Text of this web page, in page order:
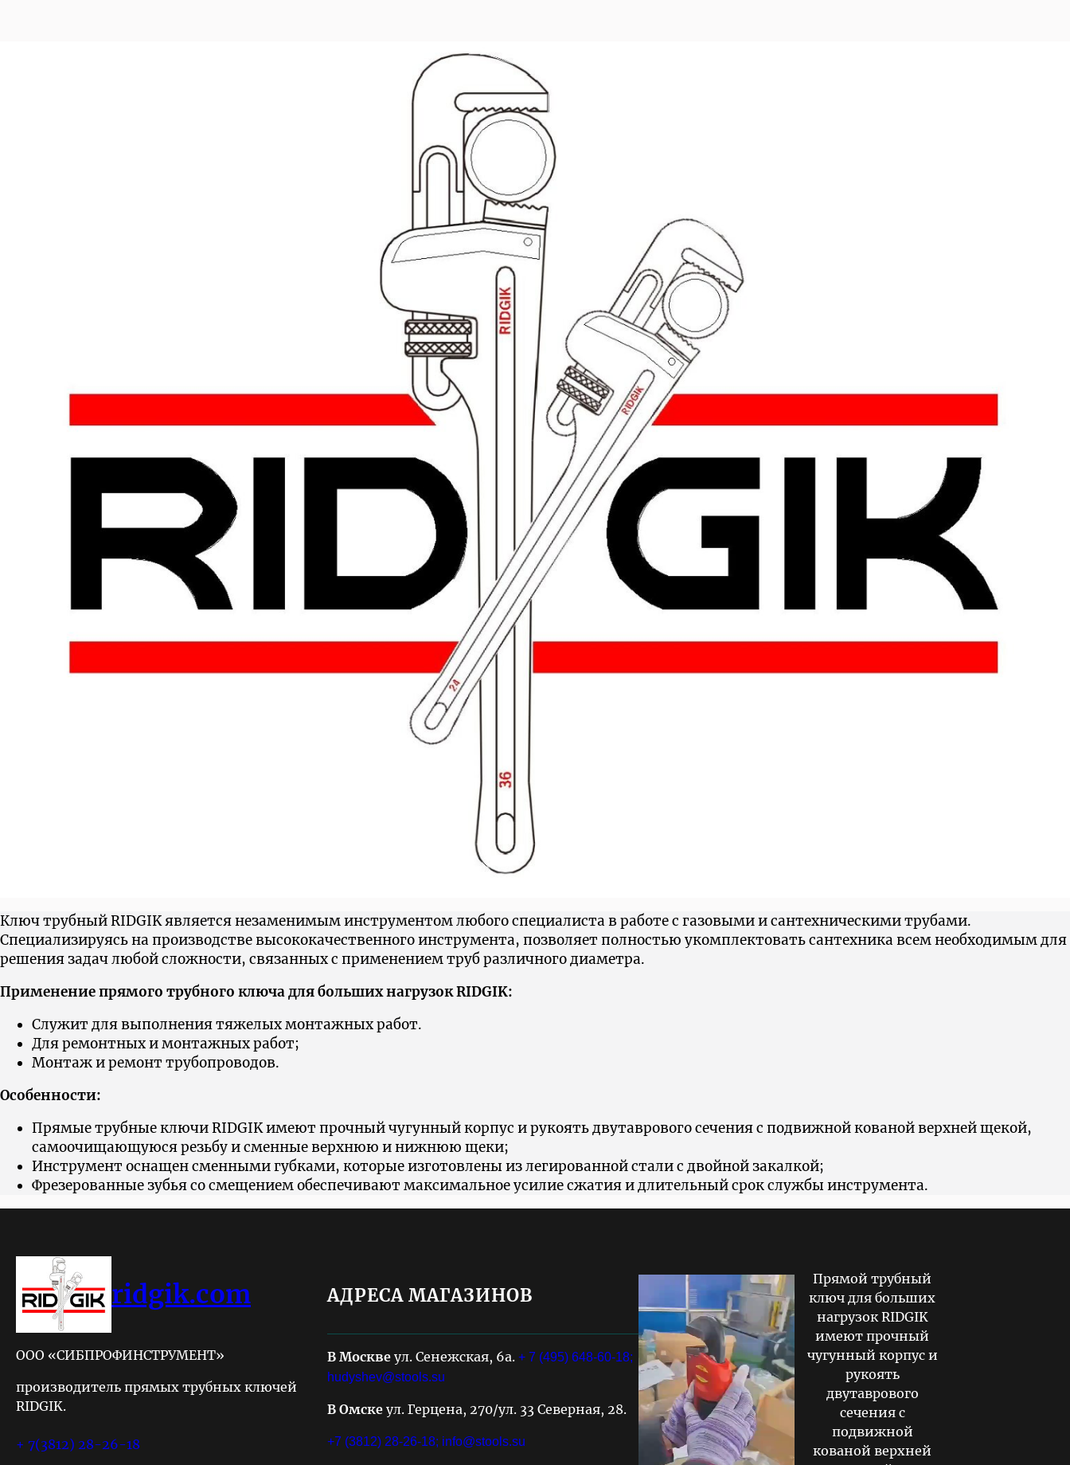
Ключ трубный RIDGIK является незаменимым инструментом любого специалиста в работе с газовыми и сантехническими трубами.
Cпециализируясь на производстве высококачественного инструмента, позволяет полностью укомплектовать сантехника всем необходимым для
решения задач любой сложности, связанных с применением труб различного диаметра.
Применение прямого трубного ключа для больших нагрузок RIDGIK:
Служит для выполнения тяжелых монтажных работ.
Для ремонтных и монтажных работ;
Монтаж и ремонт трубопроводов.
Особенности:
Прямые трубные ключи RIDGIK имеют прочный чугунный корпус и рукоять двутаврового сечения с подвижной кованой верхней щекой,
самоочищающуюся резьбу и сменные верхнюю и нижнюю щеки;
Инструмент оснащен сменными губками, которые изготовлены из легированной стали с двойной закалкой;
Фрезерованные зубья со смещением обеспечивают максимальное усилие сжатия и длительный срок службы инструмента.
ridgik.com
ООО «СИБПРОФИНСТРУМЕНТ»
производитель прямых трубных ключей
RIDGIK.
+ 7(3812) 28-26-18
АДРЕСА МАГАЗИНОВ
В Москвеул. Сенежская, 6а.+ 7 (495) 648-60-18;
hudyshev@stools.su
В Омскеул. Герцена, 270/ул. 33 Северная, 28.
+7 (3812) 28-26-18; info@stools.su
Прямой трубный
ключ для больших
нагрузок RIDGIK
имеют прочный
чугунный корпус и
рукоять
двутаврового
сечения с
подвижной
кованой верхней